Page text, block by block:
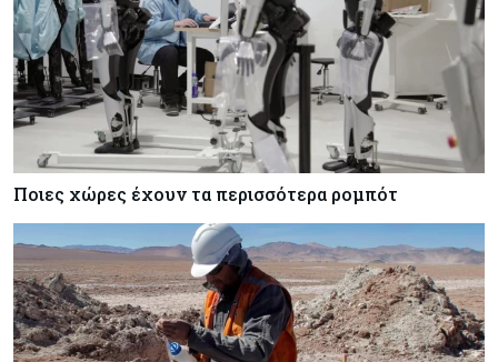
Ποιες χώρες έχουν τα περισσότερα ρομπότ